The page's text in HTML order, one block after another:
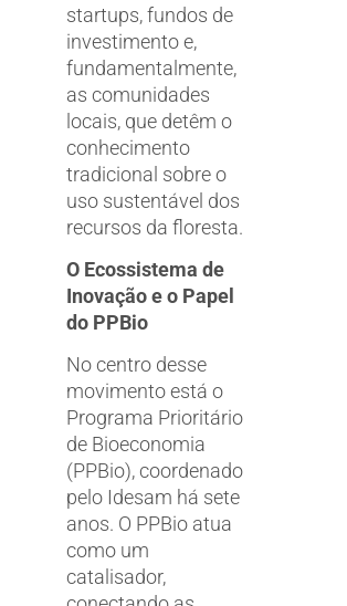
startups, fundos de
investimento e,
fundamentalmente,
as comunidades
locais, que detêm o
conhecimento
tradicional sobre o
uso sustentável dos
recursos da floresta.
O Ecossistema de
Inovação e o Papel
do PPBio
No centro desse
movimento está o
Programa Prioritário
de Bioeconomia
(PPBio), coordenado
pelo Idesam há sete
anos. O PPBio atua
como um
catalisador,